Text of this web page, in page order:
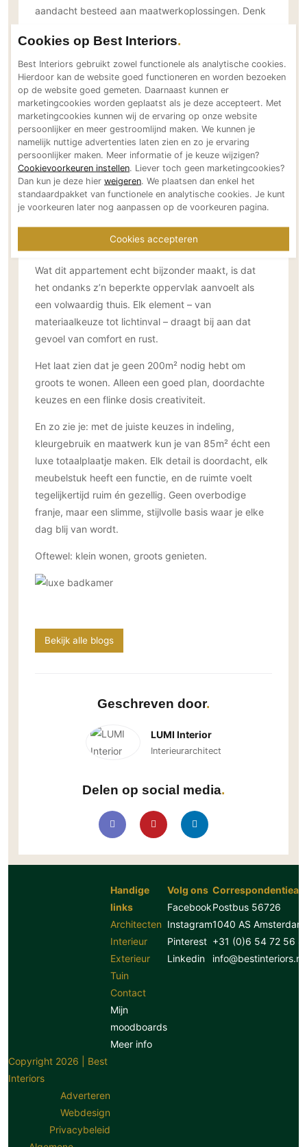
Vloerkleden
Afwerking
Wandafwerking
Beton Ciré
Behang / Wandtextiel
Natuursteen en keramiek
Leer
Schilderwerk
Stucwerk
Spuitwerk
Thuisbioscoop
Domotica
Mirror TV
Fitnessapparatuur
Overig
Binnenzwembaden
Wellness
Wijnkelder en wijnkasten
aandacht besteed aan maatwerkoplossingen. Denk
• Multifunctionele ruimtes zoals een badkamer en
slaapkamer in één, slim gescheiden zonder extra
muren
• Een keukeneiland met opbergruimte rondom –
alles binnen handbereik én uit het zicht.
• Geen losse kastjes, maar krachtige lijnen: strak,
rustig en ruimtewinnend
Klein wonen, groots genieten
Wat dit appartement echt bijzonder maakt, is dat
het ondanks z’n beperkte oppervlak aanvoelt als
een volwaardig thuis. Elk element – van
materiaalkeuze tot lichtinval – draagt bij aan dat
gevoel van comfort en rust.
Het laat zien dat je geen 200m² nodig hebt om
groots te wonen. Alleen een goed plan, doordachte
keuzes en een flinke dosis creativiteit.
En zo zie je: met de juiste keuzes in indeling,
kleurgebruik en maatwerk kun je van 85m² écht een
luxe totaalplaatje maken. Elk detail is doordacht, elk
meubelstuk heeft een functie, en de ruimte voelt
tegelijkertijd ruim én gezellig. Geen overbodige
franje, maar een slimme, stijlvolle basis waar je elke
dag blij van wordt.
Oftewel: klein wonen, groots genieten.
Bekijk alle blogs
Geschreven door
LUMI Interior
Interieurarchitect
Delen op social media
Handige
links
Architecten
Interieur
Exterieur
Tuin
Contact
Mijn
moodboards
Meer info
Volg ons
Facebook
Instagram
Pinterest
Linkedin
Postbus 56726
1040 AS Amsterdam
+31 (0)6 54 72 56
info@bestinteriors.nl
Copyright 2026 | Best
Interiors
Adverteren
Webdesign
Privacybeleid
Cookies op Best Interiors
Best Interiors gebruikt zowel functionele als analytische cookies.
Hierdoor kan de website goed functioneren en worden bezoeken
op de website goed gemeten. Daarnaast kunnen er
marketingcookies worden geplaatst als je deze accepteert. Met
marketingcookies kunnen wij de ervaring op onze website
persoonlijker en meer gestroomlijnd maken. We kunnen je
namelijk nuttige advertenties laten zien en zo je ervaring
persoonlijker maken. Meer informatie of je keuze wijzigen?
Cookievoorkeuren instellen. Liever toch geen marketingcookies?
Dan kun je deze hier weigeren. We plaatsen dan enkel het
standaardpakket van functionele en analytische cookies. Je kunt
je voorkeuren later nog aanpassen op de voorkeuren pagina.
Cookies accepteren